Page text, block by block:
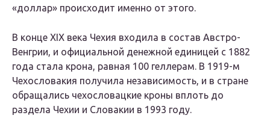
«доллар» происходит именно от этого.
В конце XIX века Чехия входила в состав Австро-
Венгрии, и официальной денежной единицей с 1882
года стала крона, равная 100 геллерам. В 1919-м
Чехословакия получила независимость, и в стране
обращались чехословацкие кроны вплоть до
раздела Чехии и Словакии в 1993 году.